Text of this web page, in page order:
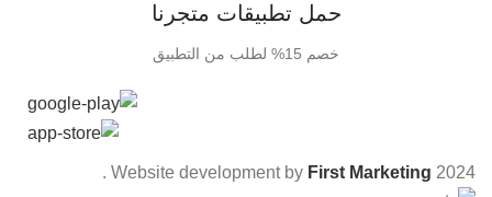
حمل تطبيقات متجرنا
خصم 15% لطلب من التطبيق
Website development by First Marketing 2024
.